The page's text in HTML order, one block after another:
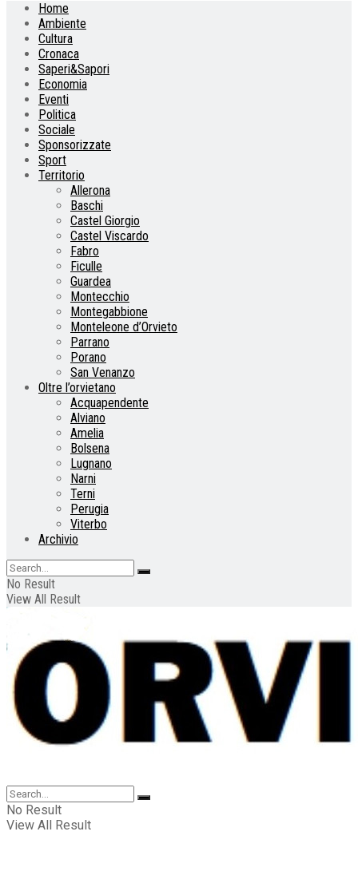
Home
Ambiente
Cultura
Cronaca
Saperi&Sapori
Economia
Eventi
Politica
Sociale
Sponsorizzate
Sport
Territorio
Allerona
Baschi
Castel Giorgio
Castel Viscardo
Fabro
Ficulle
Guardea
Montecchio
Montegabbione
Monteleone d’Orvieto
Parrano
Porano
San Venanzo
Oltre l’orvietano
Acquapendente
Alviano
Amelia
Bolsena
Lugnano
Narni
Terni
Perugia
Viterbo
Archivio
No Result
View All Result
No Result
View All Result